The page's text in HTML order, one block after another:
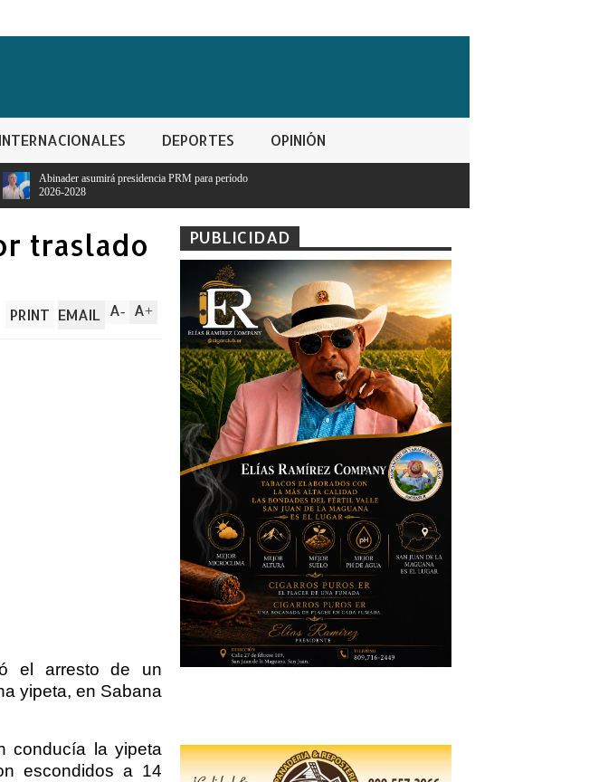
INTERNACIONALES DEPORTES OPINIÓN
PRM para período
traslado
A+
A-
PRINT EMAIL
el arresto de un
yipeta, en Sabana
conducía la yipeta
escondidos a 14
PUBLICIDAD